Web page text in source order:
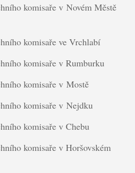
komisaře v Novém Městě
komisaře ve Vrchlabí
komisaře v Rumburku
komisaře v Mostě
komisaře v Nejdku
komisaře v Chebu
komisaře v Horšovském